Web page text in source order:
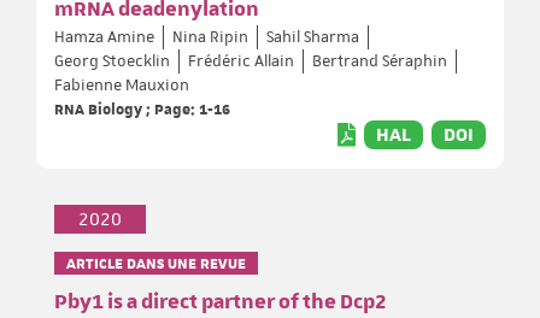
mRNA deadenylation
Hamza Amine Nina Ripin
Sahil Sharma
Georg Stoecklin
Frédéric Allain
Bertrand Séraphin
Fabienne Mauxion
RNA Biology ; Page: 1-16
HAL DOI
2020
ARTICLE DANS UNE REVUE
Pby1 is a direct partner of the Dcp2